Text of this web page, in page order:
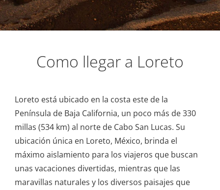
en el Mar de Cortés.
Como llegar a Loreto
Loreto está ubicado en la costa este de la
Península de Baja California, un poco más de 330
millas (534 km) al norte de Cabo San Lucas. Su
ubicación única en Loreto, México, brinda el
máximo aislamiento para los viajeros que buscan
unas vacaciones divertidas, mientras que las
maravillas naturales y los diversos paisajes que